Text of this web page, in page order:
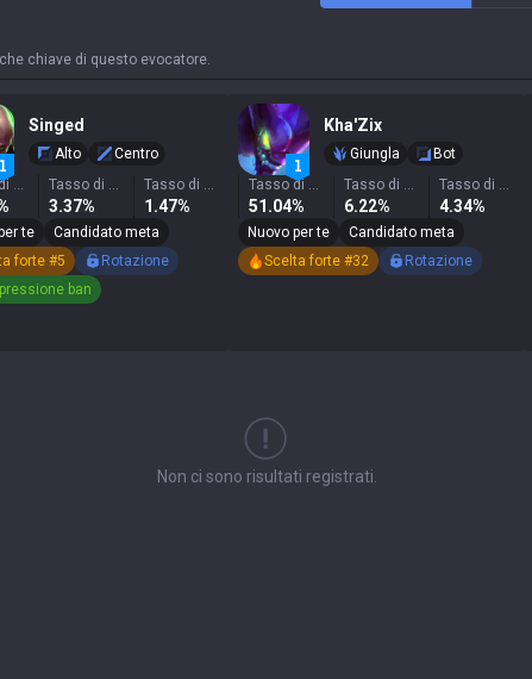
chiave di questo evocatore.
Singed
Alto
Centro
Tasso di vittoria
Tasso di selezione
3.37%
Tasso di ban
1.47%
te
Candidato meta
forte #5
Rotazione
ban
Kha'Zix
Giungla
Bot
Tasso di vittoria
51.04%
Tasso di selezione
6.22%
Tasso di ban
4.34%
Nuovo per te
Candidato meta
Scelta forte #32
Rotazione
Non ci sono risultati registrati.